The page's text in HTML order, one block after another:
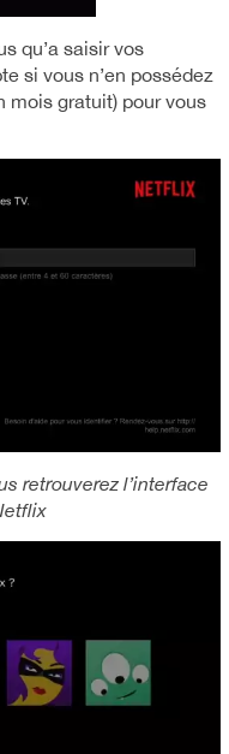
qu’a saisir vos
si vous n’en possédez
mois gratuit) pour vous
retrouverez l’interface